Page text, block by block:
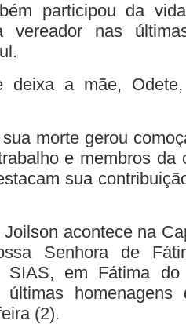
participou da
vereador nas
deixa a mãe,
morte gerou
e membros da
sua
acontece na
Senhora de
SIAS, em Fátima
últimas
(2).